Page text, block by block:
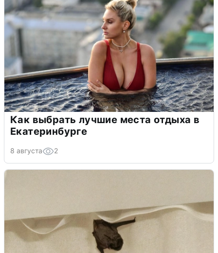
Как выбрать лучшие места отдыха в
Екатеринбурге
8 августа 2